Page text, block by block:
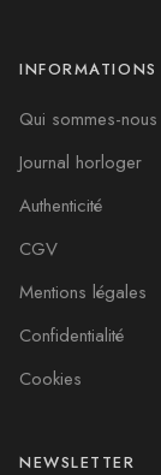
INFORMATIONS
Qui sommes-nous
Journal horloger
Authenticité
CGV
Mentions légales
Confidentialité
Cookies
NEWSLETTER